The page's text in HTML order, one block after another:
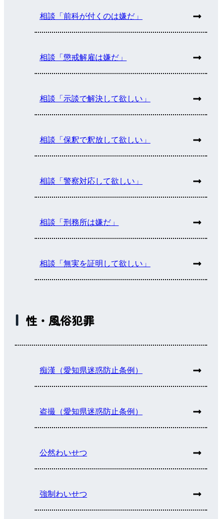
相談「前科が付くのは嫌だ」
相談「懲戒解雇は嫌だ」
相談「示談で解決して欲しい」
相談「保釈で釈放して欲しい」
相談「警察対応して欲しい」
相談「刑務所は嫌だ」
相談「無実を証明して欲しい」
性・風俗犯罪
痴漢（愛知県迷惑防止条例）
盗撮（愛知県迷惑防止条例）
公然わいせつ
強制わいせつ